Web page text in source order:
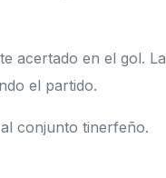
acertado en el gol. La
el partido.
conjunto tinerfeño.